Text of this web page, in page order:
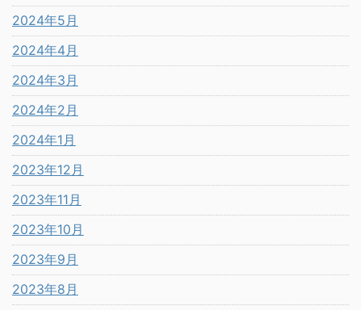
2024年5月
2024年4月
2024年3月
2024年2月
2024年1月
2023年12月
2023年11月
2023年10月
2023年9月
2023年8月